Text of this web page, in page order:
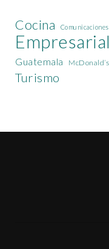
Cocina Comunicaciones
Empresarial
Guatemala McDonald’s
Turismo